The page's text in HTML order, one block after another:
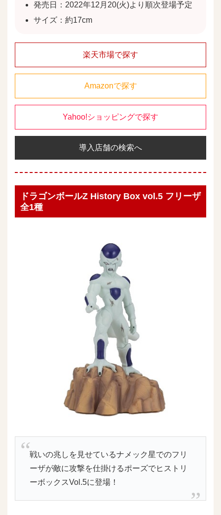
発売日：2022年12月20(火)より順次登場予定
サイズ：約17cm
楽天市場で探す
Amazonで探す
Yahoo!ショッピングで探す
導入店舗の検索へ
ドラゴンボールZ History Box vol.5 フリーザ
全1種
戦いの兆しを見せているナメック星でのフリ
ーザが敵に攻撃を仕掛けるポーズでヒストリ
ーボックスVol.5に登場！